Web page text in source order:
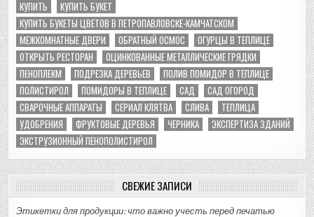
КУПИТЬ
КУПИТЬ БУКЕТ
КУПИТЬ БУКЕТЫ ЦВЕТОВ В ПЕТРОПАВЛОВСКЕ-КАМЧАТСКОМ
МЕЖКОМНАТНЫЕ ДВЕРИ
ОБРАТНЫЙ ОСМОС
ОГУРЦЫ В ТЕПЛИЦЕ
ОТКРЫТЬ РЕСТОРАН
ОЦИНКОВАННЫЕ МЕТАЛЛИЧЕСКИЕ ГРЯДКИ
ПЕНОПЛЕКМ
ПОДРЕЗКА ДЕРЕВЬЕВ
ПОЛИВ ПОМИДОР В ТЕПЛИЦЕ
ПОЛИСТИРОЛ
ПОМИДОРЫ В ТЕПЛИЦЕ САД
САД ОГОРОД
СВАРОЧНЫЕ АППАРАТЫ
СЕРИАЛ КЛЯТВА СЛИВА
ТЕПЛИЦА
УДОБРЕНИЯ
ФРУКТОВЫЕ ДЕРЕВЬЯ ЧЕРНИКА
ЭКСПЕРТИЗА ЗДАНИЙ
ЭКСТРУЗИОННЫЙ ПЕНОПОЛИСТИРОЛ
СВЕЖИЕ ЗАПИСИ
Этикетки для продукции: что важно учесть перед печатью